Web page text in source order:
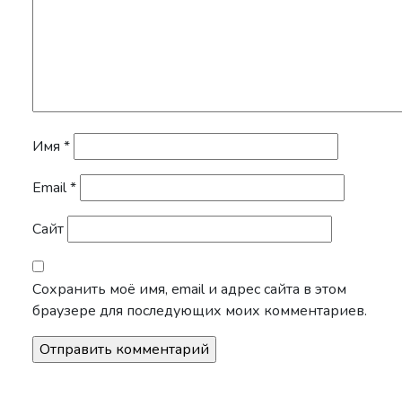
Имя *
Email*
Сайт
Сохранить моё имя, email и адрес сайта в этом
браузере для последующих моих комментариев.